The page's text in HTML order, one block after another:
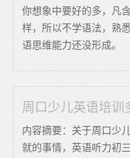
你想象中要好的多，凡
样，所以不学语法，熟
语思维能力还没形成。
周口少儿英语培训
内容摘要：关于周口少
就的事情，英语听力初